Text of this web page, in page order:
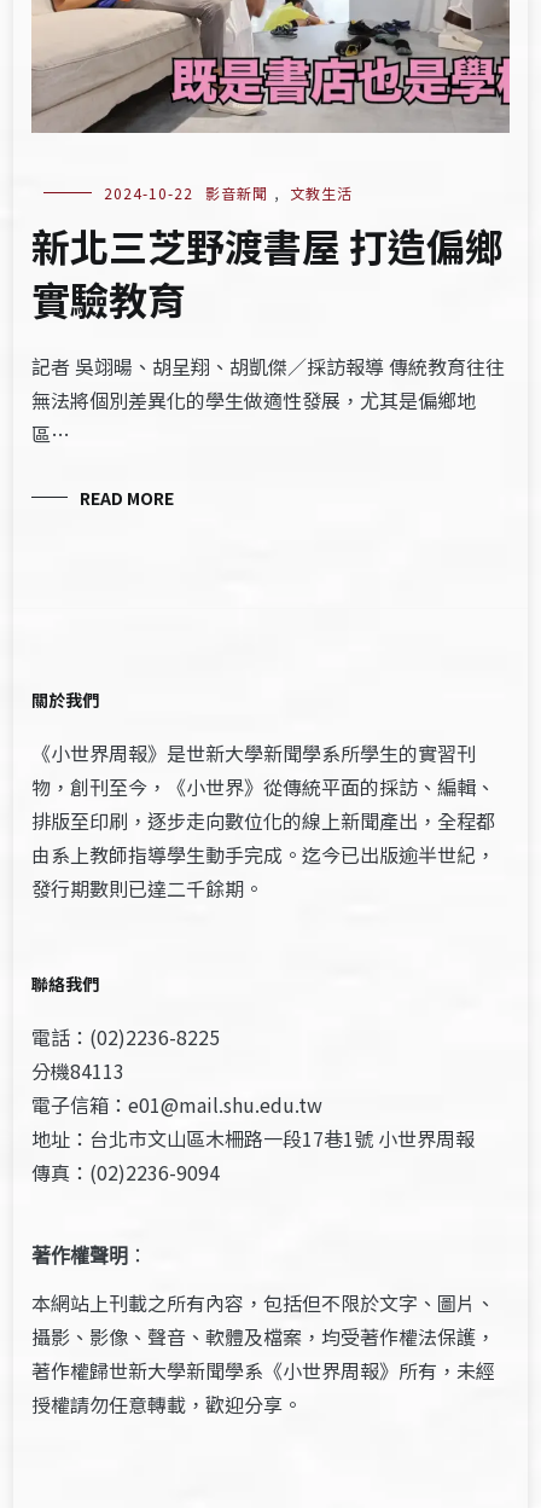
2024-10-22 影音新聞 , 文教生活
新北三芝野渡書屋 打造偏鄉
實驗教育
記者 吳翊暘、胡呈翔、胡凱傑／採訪報導 傳統教育往往
無法將個別差異化的學生做適性發展，尤其是偏鄉地
區…
READ MORE
關於我們
《小世界周報》是世新大學新聞學系所學生的實習刊
物，創刊至今，《小世界》從傳統平面的採訪、編輯、
排版至印刷，逐步走向數位化的線上新聞產出，全程都
由系上教師指導學生動手完成。迄今已出版逾半世紀，
發行期數則已達二千餘期。
聯絡我們
電話：(02)2236-8225
分機84113
電子信箱：e01@mail.shu.edu.tw
地址：台北市文山區木柵路一段17巷1號 小世界周報
傳真：(02)2236-9094
著作權聲明 ：
本網站上刊載之所有內容，包括但不限於文字、圖片、
攝影、影像、聲音、軟體及檔案，均受著作權法保護，
著作權歸世新大學新聞學系《小世界周報》所有，未經
授權請勿任意轉載，歡迎分享。